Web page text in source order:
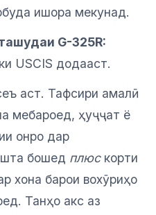
ишора мекунад.
G-325R:
USCIS додааст.
аст. Тафсири амалӣ
мебароед, ҳуҷҷат ё
онро дар
бошед плюскорти
хона барои вохӯриҳо
Танҳо акс аз